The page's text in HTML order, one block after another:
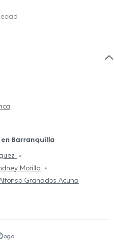
Barranquilla
Morillo
Granados Acuña